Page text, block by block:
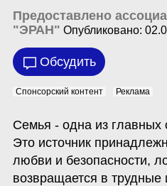
Предоставлено
"ЭРАН" Опубликовано:
Обсудить
Спонсорский контент Реклама
Семья - одна из главных
Это источник
любви и безопасности,
возвращается в